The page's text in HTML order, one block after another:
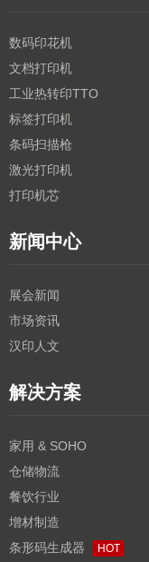
数码印花机
文档打印机
工业热转印TTO
标签打印机
条码扫描枪
激光打印机
打印机芯
新闻中心
展会新闻
市场资讯
汉印人文
解决方案
家用 & SOHO
仓储物流
餐饮行业
增材制造
条形码生成器
HOT